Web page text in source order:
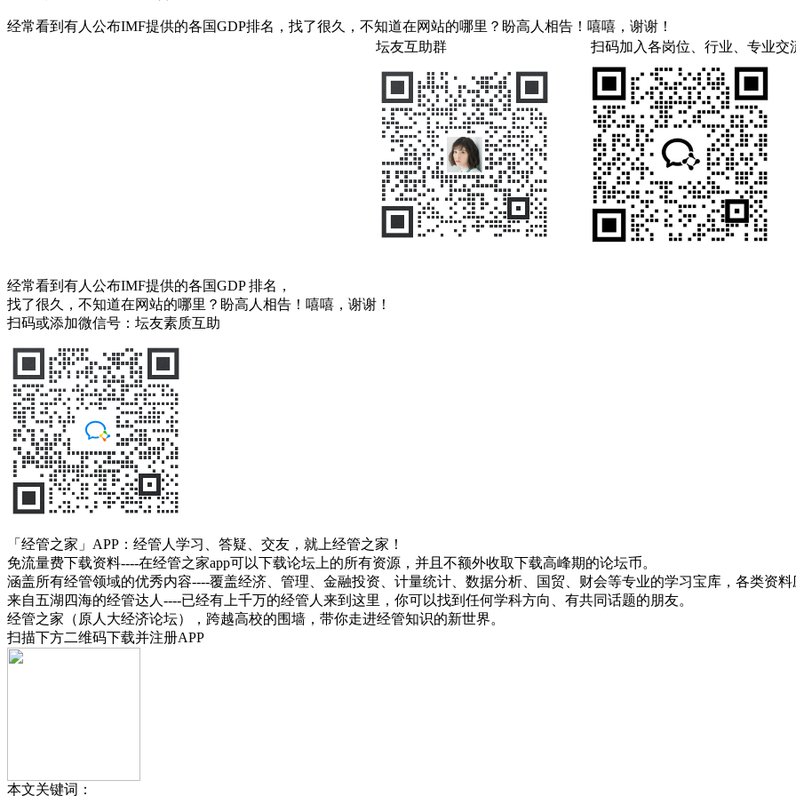
经常看到有人公布IMF提供的各国GDP排名，找了很久，不知道在网站的哪里？盼高人相告！嘻嘻，谢谢！
坛友互助群
扫码加入各岗位、行业、专业交
经常看到有人公布IMF提供的各国GDP 排名，
找了很久，不知道在网站的哪里？盼高人相告！嘻嘻，谢谢！
扫码或添加微信号：坛友素质互助
「经管之家」APP：经管人学习、答疑、交友，就上经管之家！
免流量费下载资料----在经管之家app可以下载论坛上的所有资源，并且不额外收取下载高峰期的论坛币。
涵盖所有经管领域的优秀内容----覆盖经济、管理、金融投资、计量统计、数据分析、国贸、财会等专业的学习宝库，各类资
来自五湖四海的经管达人----已经有上千万的经管人来到这里，你可以找到任何学科方向、有共同话题的朋友。
经管之家（原人大经济论坛），跨越高校的围墙，带你走进经管知识的新世界。
扫描下方二维码下载并注册APP
本文关键词：